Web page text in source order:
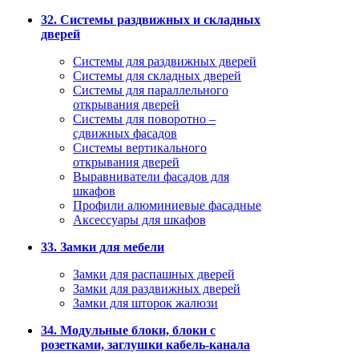
32. Системы раздвижных и складных
дверей
Системы для раздвижных дверей
Системы для складных дверей
Системы для параллельного
открывания дверей
Системы для поворотно –
сдвижных фасадов
Системы вертикального
открывания дверей
Выравниватели фасадов для
шкафов
Профили алюминиевые фасадные
Аксессуары для шкафов
33. Замки для мебели
Замки для распашных дверей
Замки для раздвижных дверей
Замки для шторок жалюзи
34. Модульные блоки, блоки с
розетками, заглушки кабель-канала